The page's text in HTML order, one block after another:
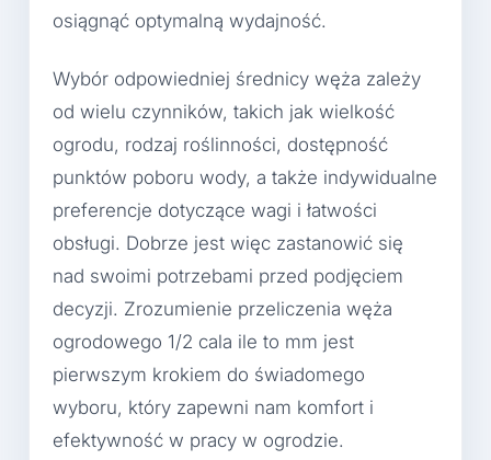
osiągnąć optymalną wydajność.
Wybór odpowiedniej średnicy węża zależy
od wielu czynników, takich jak wielkość
ogrodu, rodzaj roślinności, dostępność
punktów poboru wody, a także indywidualne
preferencje dotyczące wagi i łatwości
obsługi. Dobrze jest więc zastanowić się
nad swoimi potrzebami przed podjęciem
decyzji. Zrozumienie przeliczenia węża
ogrodowego 1/2 cala ile to mm jest
pierwszym krokiem do świadomego
wyboru, który zapewni nam komfort i
efektywność w pracy w ogrodzie.